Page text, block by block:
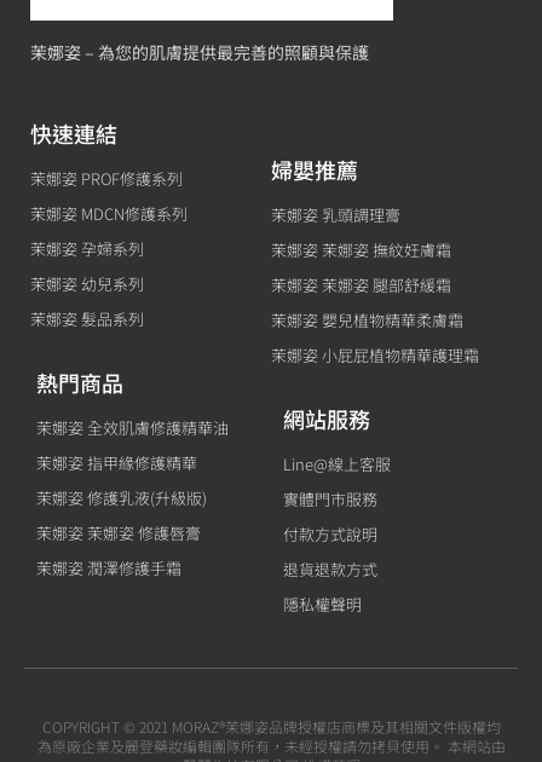
茉娜姿 – 為您的肌膚提供最完善的照顧與保護
快速連結
茉娜姿 PROF修護系列
茉娜姿 MDCN修護系列
茉娜姿 孕婦系列
茉娜姿 幼兒系列
茉娜姿 髮品系列
婦嬰推薦
茉娜姿 乳頭調理膏
茉娜姿 茉娜姿 撫紋妊膚霜
茉娜姿 茉娜姿 腿部舒緩霜
茉娜姿 嬰兒植物精華柔膚霜
茉娜姿 小屁屁植物精華護理霜
熱門商品
茉娜姿 全效肌膚修護精華油
茉娜姿 指甲緣修護精華
茉娜姿 修護乳液(升級版)
茉娜姿 茉娜姿 修護唇膏
茉娜姿 潤澤修護手霜
網站服務
Line@線上客服
實體門市服務
付款方式說明
退貨退款方式
隱私權聲明
COPYRIGHT © 2021 MORAZ®茉娜姿品牌授權店商標及其相關文件版權均
為原廠企業及麗登藥妝編輯團隊所有，未經授權請勿拷貝使用。 本網站由